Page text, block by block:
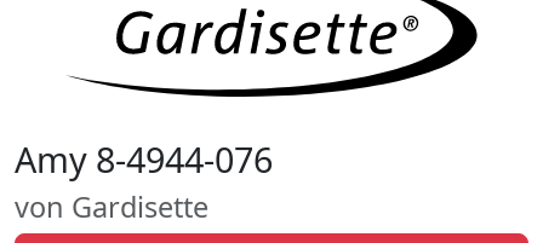
Amy 8-4944-076
von Gardisette